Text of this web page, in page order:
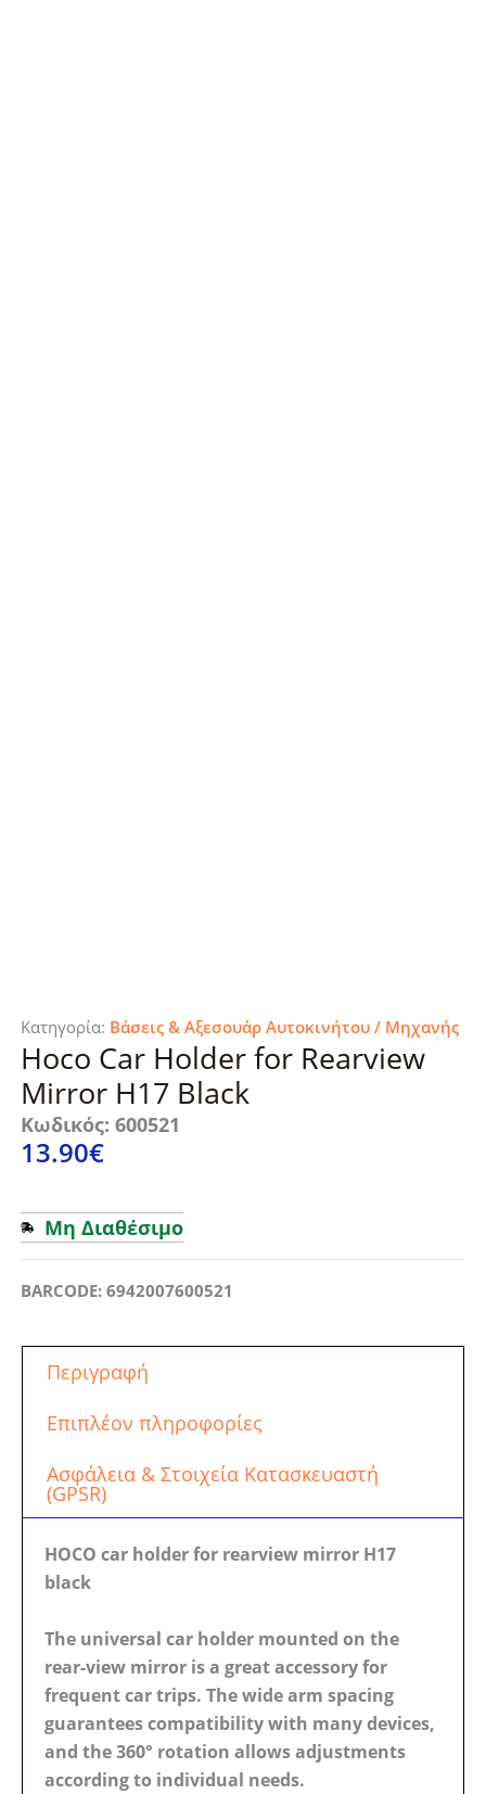
Κατηγορία: Βάσεις & Αξεσουάρ Αυτοκινήτου / Μηχανής
Hoco Car Holder for Rearview
Mirror H17 Black
Κωδικός: 600521
13.90€
Μη Διαθέσιμο
BARCODE: 6942007600521
Περιγραφή
Επιπλέον πληροφορίες
Ασφάλεια & Στοιχεία Κατασκευαστή
(GPSR)
HOCO car holder for rearview mirror H17
black
The universal car holder mounted on the
rear-view mirror is a great accessory for
frequent car trips. The wide arm spacing
guarantees compatibility with many devices,
and the 360° rotation allows adjustments
according to individual needs.